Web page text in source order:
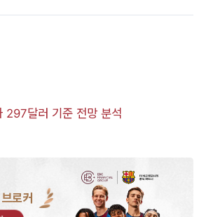
297달러 기준 전망 분석
로커